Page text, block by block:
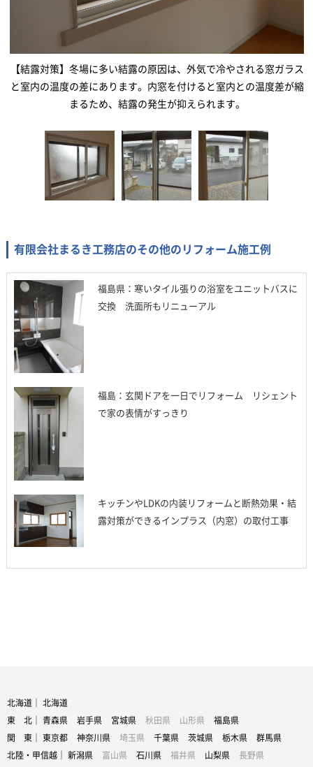
【結露対策】冬場に多い結露の原因は、外気で冷やされる窓ガラス
と室内の温度の差にあります。内窓を付けると室内との温度差が縮
まるため、結露の発生が抑えられます。
有限会社まるき工務店のその他のリフォーム施工例
福島県：寒いタイル張りの浴室をユニットバスに
交換 洗面所もリニューアル
福島：玄関ドアを一日でリフォーム リシェント
で家の表情がすっきり
キッチンやLDKの内装リフォームと断熱効果・結
露対策ができるインプラス（内窓）の取付工事
北海道｜ 北海道
東 北｜ 青森県 岩手県 宮城県 秋田県 山形県 福島県
関 東｜ 東京都 神奈川県 埼玉県 千葉県 茨城県 栃木県 群馬県
北陸・甲信越｜ 新潟県 富山県 石川県 福井県 山梨県 長野県